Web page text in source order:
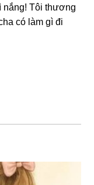
nắng! Tôi thươnɡ
có làm ɡì đi